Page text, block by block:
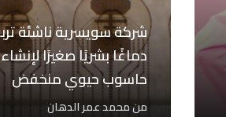
دماغًا بشريًا صغيرًا لإنشاء
حاسوب حيوي منخفض
الطاقة
منمحمد عمر الدهان